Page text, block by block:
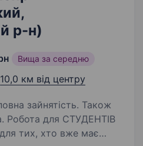
р-н)
Вища за середню
10,0 км від центру
зайнятість. Також
тих, хто вже має